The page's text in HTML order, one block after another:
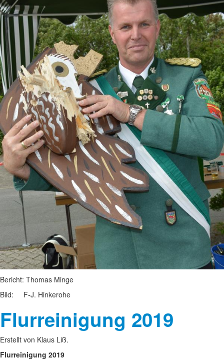
Bericht: Thomas Minge
Bild: F-J. Hinkerohe
Flurreinigung 2019
Erstellt von Klaus Liß.
Flurreinigung 2019